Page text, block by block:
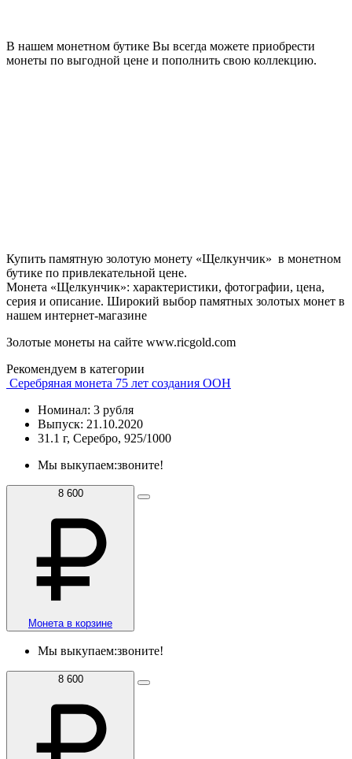
В нашем монетном бутике Вы всегда можете приобрести
монеты по выгодной цене и пополнить свою коллекцию.
Купить памятную золотую монету «Щелкунчик» в монетном
бутике по привлекательной цене.
Монета «Щелкунчик»: характеристики, фотографии, цена,
серия и описание. Широкий выбор памятных золотых монет в
нашем интернет-магазине
Золотые монеты на сайте www.ricgold.com
Рекомендуем в категории
Серебряная монета 75 лет создания ООН
Номинал: 3 рубля
Выпуск: 21.10.2020
31.1 г, Серебро, 925/1000
Мы выкупаем:звоните!
8 600
Монета в корзине
Мы выкупаем:звоните!
8 600